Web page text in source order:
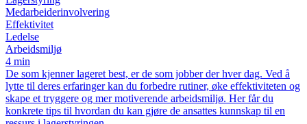
Medarbeiderinvolvering
Effektivitet
Ledelse
Arbeidsmiljø
4 min
De som kjenner lageret best, er de som jobber der hver dag. Ved å
lytte til deres erfaringer kan du forbedre rutiner, øke effektiviteten og
skape et tryggere og mer motiverende arbeidsmiljø. Her får du
konkrete tips til hvordan du kan gjøre de ansattes kunnskap til en